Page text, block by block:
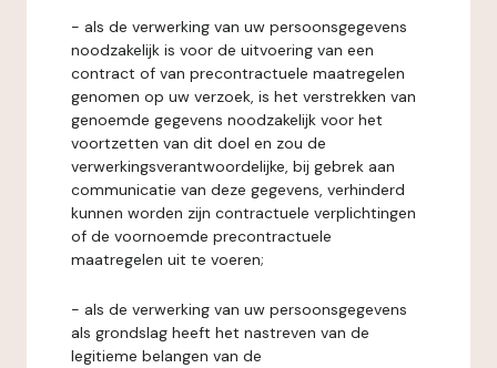
- als de verwerking van uw persoonsgegevens
noodzakelijk is voor de uitvoering van een
contract of van precontractuele maatregelen
genomen op uw verzoek, is het verstrekken van
genoemde gegevens noodzakelijk voor het
voortzetten van dit doel en zou de
verwerkingsverantwoordelijke, bij gebrek aan
communicatie van deze gegevens, verhinderd
kunnen worden zijn contractuele verplichtingen
of de voornoemde precontractuele
maatregelen uit te voeren;
- als de verwerking van uw persoonsgegevens
als grondslag heeft het nastreven van de
legitieme belangen van de